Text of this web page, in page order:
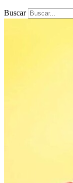
Buscar